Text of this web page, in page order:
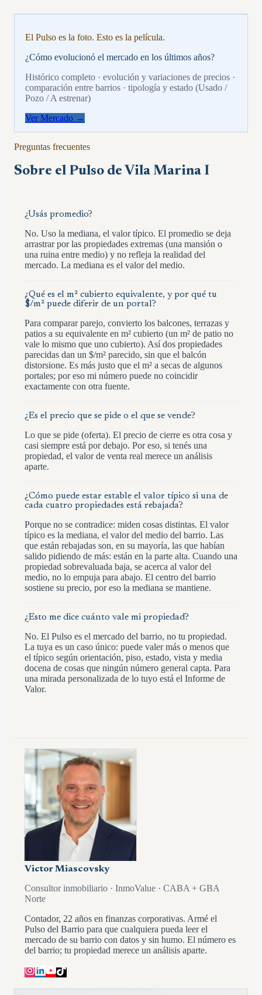
El Pulso es la foto. Esto es la película.
¿Cómo evolucionó el mercado en los últimos años?
Histórico completo · evolución y variaciones de precios ·
comparación entre barrios · tipología y estado (Usado /
Pozo / A estrenar)
Ver Mercado →
Preguntas frecuentes
Sobre el Pulso de Vila Marina I
¿Usás promedio?
No. Uso la mediana, el valor típico. El promedio se deja
arrastrar por las propiedades extremas (una mansión o
una ruina entre medio) y no refleja la realidad del
mercado. La mediana es el valor del medio.
¿Qué es el m² cubierto equivalente, y por qué tu
$/m² puede diferir de un portal?
Para comparar parejo, convierto los balcones, terrazas y
patios a su equivalente en m² cubierto (un m² de patio no
vale lo mismo que uno cubierto). Así dos propiedades
parecidas dan un $/m² parecido, sin que el balcón
distorsione. Es más justo que el m² a secas de algunos
portales; por eso mi número puede no coincidir
exactamente con otra fuente.
¿Es el precio que se pide o el que se vende?
Lo que se pide (oferta). El precio de cierre es otra cosa y
casi siempre está por debajo. Por eso, si tenés una
propiedad, el valor de venta real merece un análisis
aparte.
¿Cómo puede estar estable el valor típico si una de
cada cuatro propiedades está rebajada?
Porque no se contradice: miden cosas distintas. El valor
típico es la mediana, el valor del medio del barrio. Las
que están rebajadas son, en su mayoría, las que habían
salido pidiendo de más: están en la parte alta. Cuando una
propiedad sobrevaluada baja, se acerca al valor del
medio, no lo empuja para abajo. El centro del barrio
sostiene su precio, por eso la mediana se mantiene.
¿Esto me dice cuánto vale mi propiedad?
No. El Pulso es el mercado del barrio, no tu propiedad.
La tuya es un caso único: puede valer más o menos que
el típico según orientación, piso, estado, vista y media
docena de cosas que ningún número general capta. Para
una mirada personalizada de lo tuyo está el Informe de
Valor.
Victor Miascovsky
Consultor inmobiliario · InmoValue · CABA + GBA
Norte
Contador, 22 años en finanzas corporativas. Armé el
Pulso del Barrio para que cualquiera pueda leer el
mercado de su barrio con datos y sin humo. El número es
del barrio; tu propiedad merece un análisis aparte.